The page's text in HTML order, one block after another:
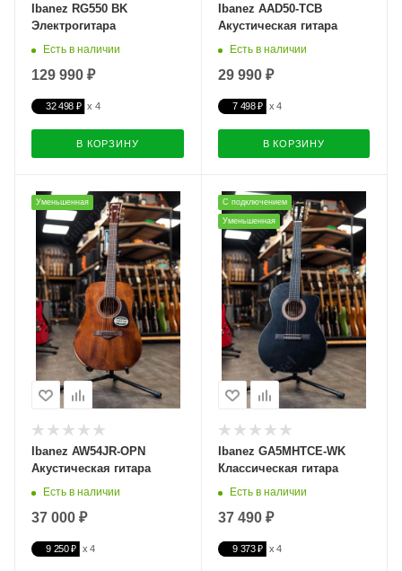
Ibanez RG550 BK
Электрогитара
Есть в наличии
129 990 ₽
32 498 ₽
В КОРЗИНУ
Ibanez AAD50-TCB
Акустическая гитара
Есть в наличии
29 990 ₽
7 498 ₽
В КОРЗИНУ
Уменьшенная
Ibanez AW54JR-OPN
Акустическая гитара
Есть в наличии
37 000 ₽
9 250 ₽
С подключением
Уменьшенная
Ibanez GA5MHTCE-WK
Классическая гитара
Есть в наличии
37 490 ₽
9 373 ₽